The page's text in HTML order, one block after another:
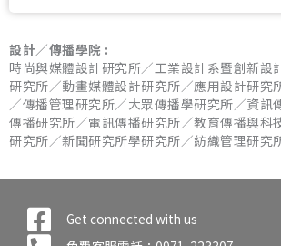
設計／傳播學院 :
時尚與媒體設計研究所／工業設計系暨創新設
研究所／動畫媒體設計研究所／應用設計研究
／傳播管理研究所／大眾傳播學研究所／資訊
傳播研究所／電訊傳播研究所／教育傳播與科
研究所／新聞研究所學研究所／紡織管理研究
Get connected with us